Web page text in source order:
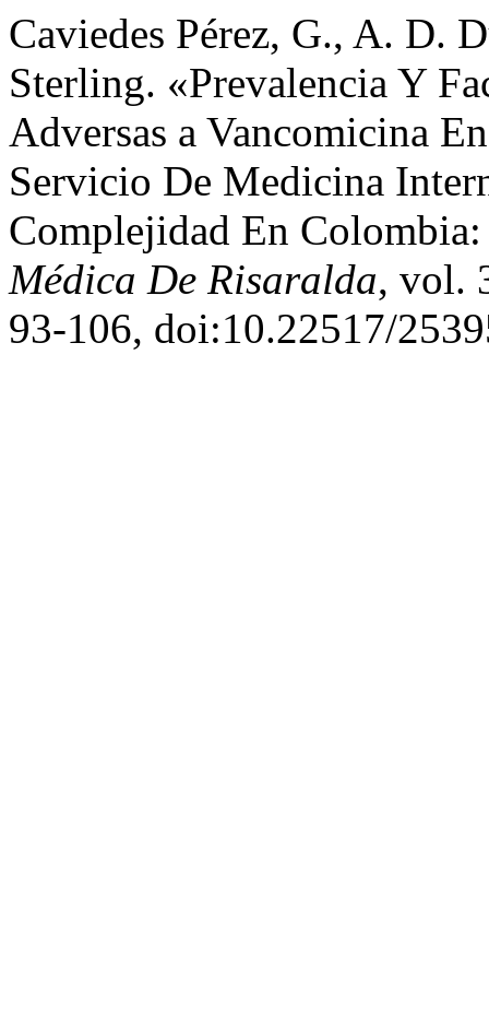
Caviedes Pérez, G., A. D.
Sterling. «Prevalencia Y
Adversas a Vancomicina
Servicio De Medicina
Complejidad En
Médica De Risaralda, vol.
93-106, doi:10.22517/